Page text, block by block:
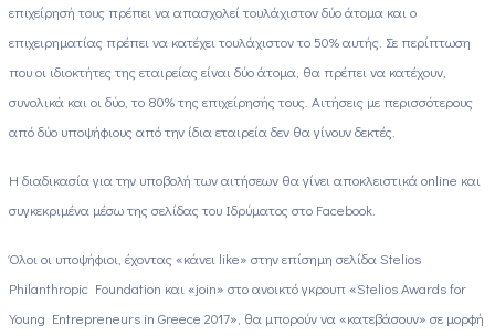
επιχείρησή τους πρέπει να απασχολεί τουλάχιστον δύο άτομα και ο
επιχειρηματίας πρέπει να κατέχει τουλάχιστον το 50% αυτής. Σε περίπτωση
που οι ιδιοκτήτες της εταιρείας είναι δύο άτομα, θα πρέπει να κατέχουν,
συνολικά και οι δύο, το 80% της επιχείρησής τους. Αιτήσεις με περισσότερους
από δύο υποψήφιους από την ίδια εταιρεία δεν θα γίνουν δεκτές.
Η διαδικασία για την υποβολή των αιτήσεων θα γίνει αποκλειστικά online και
συγκεκριμένα μέσω της σελίδας του Ιδρύματος στο Facebook.
Όλοι οι υποψήφιοι, έχοντας «κάνει like» στην επίσημη σελίδα Stelios
Philanthropic Foundation και «join» στο ανοικτό γκρουπ «Stelios Awards for
Young Entrepreneurs in Greece 2017», θα μπορούν να «κατεβάσουν» σε μορφή